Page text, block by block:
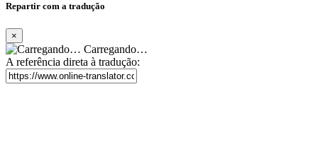
Repartir com a tradução
×
Carregando…
A referência direta à tradução: